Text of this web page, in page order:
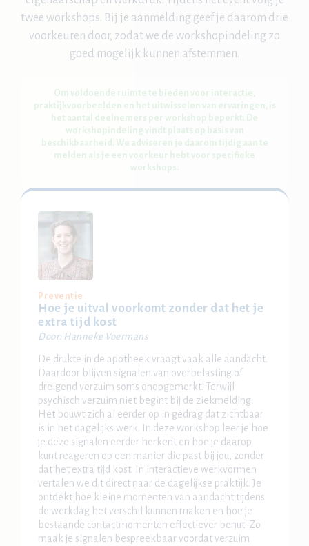
twee workshops. Bij je aanmelding geef je daarom drie
voorkeuren door, zodat we de workshopindeling zo
goed mogelijk kunnen afstemmen.
Om voldoende ruimte te bieden voor interactie,
praktijkvoorbeelden en het uitwisselen van ervaringen, is
het aantal deelnemers per workshop beperkt. De
workshopindeling vindt plaats op basis van
beschikbaarheid. We adviseren je daarom tijdig aan te
melden als je een voorkeur hebt voor specifieke
workshops.
Preventie
Hoe je uitval voorkomt zonder dat het je
extra tijd kost
Door: Hanneke Voermans
De drukte in de apotheek vraagt vaak alle aandacht.
Daardoor blijven signalen van overbelasting of
dreigend verzuim soms onopgemerkt. Terwijl
psychisch verzuim niet begint bij de ziekmelding.
Het bouwt zich al eerder op in gedrag dat zichtbaar
is in het dagelijks werk. In deze workshop leer je hoe
je deze signalen eerder herkent en hoe je daarop
kunt reageren op een manier die past bij jou, zonder
dat het extra tijd kost. In interactieve werkvormen
vertalen we dit direct naar de dagelijkse praktijk. Je
ontdekt hoe kleine momenten van aandacht tijdens
de werkdag het verschil kunnen maken en hoe je
bestaande contactmomenten effectiever benut. Zo
maak je signalen bespreekbaar voordat verzuim